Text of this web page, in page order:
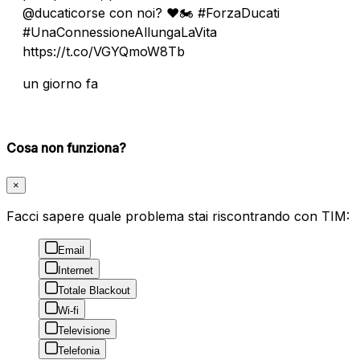
@ducaticorse con noi? ❤️🏍️ #ForzaDucati
#UnaConnessioneAllungaLaVita
https://t.co/VGYQmoW8Tb
un giorno fa
Cosa non funziona?
×
Facci sapere quale problema stai riscontrando con TIM:
Email
Internet
Totale Blackout
Wi-fi
Televisione
Telefonia